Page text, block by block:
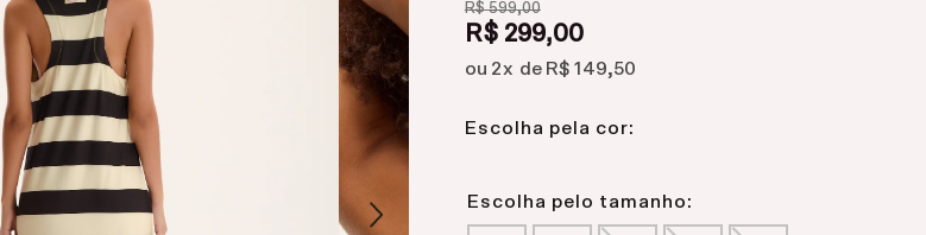
R$ 599,00
R$ 299,00
2 R$ 149,50
Escolha pela cor: